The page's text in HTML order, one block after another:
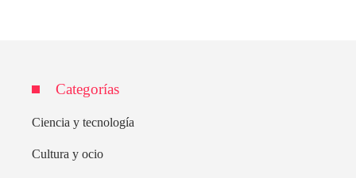
Categorías
Ciencia y tecnología
Cultura y ocio